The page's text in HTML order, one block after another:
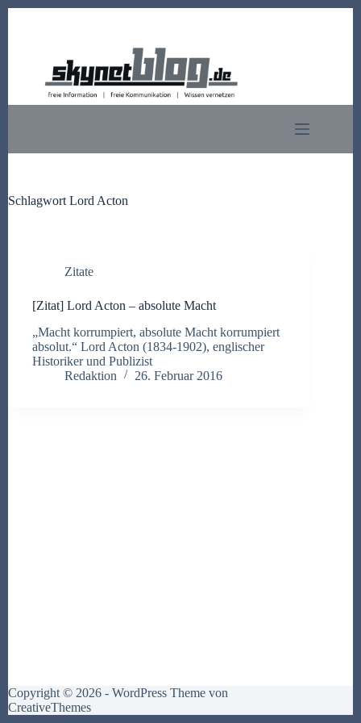
Schlagwort Lord Acton
Zitate
[Zitat] Lord Acton – absolute Macht
„Macht korrumpiert, absolute Macht korrumpiert
absolut.“ Lord Acton (1834-1902), englischer
Historiker und Publizist
Redaktion
26. Februar 2016
Copyright © 2026 - WordPress Theme von
CreativeThemes